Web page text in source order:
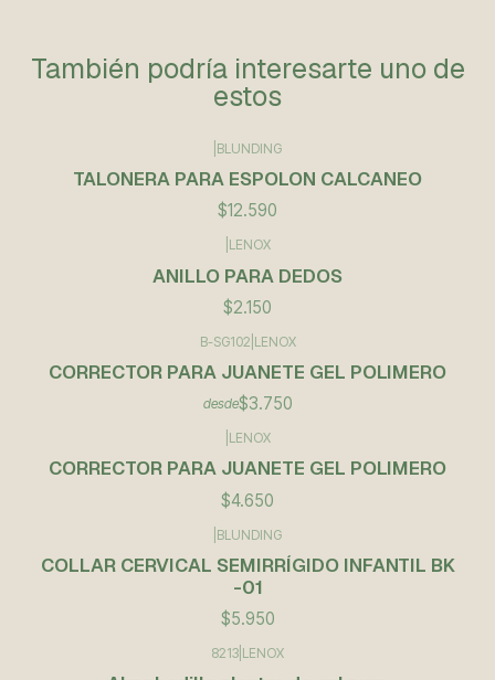
También podría interesarte uno de
estos
Agotado
BLUNDING
TALONERA PARA ESPOLON CALCANEO
$12.590
LENOX
ANILLO PARA DEDOS
$2.150
B-SG102 LENOX
CORRECTOR PARA JUANETE GEL POLIMERO
desde$3.750
LENOX
CORRECTOR PARA JUANETE GEL POLIMERO
$4.650
BLUNDING
COLLAR CERVICAL SEMIRRÍGIDO INFANTIL BK
-01
$5.950
8213 LENOX